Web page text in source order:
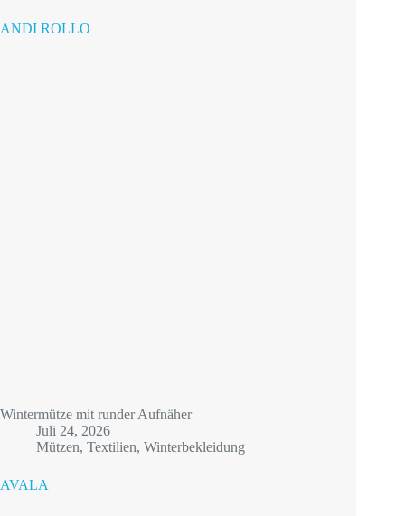
ANDI ROLLO
Wintermütze mit runder Aufnäher
Juli 24, 2026
Mützen, Textilien, Winterbekleidung
AVALA